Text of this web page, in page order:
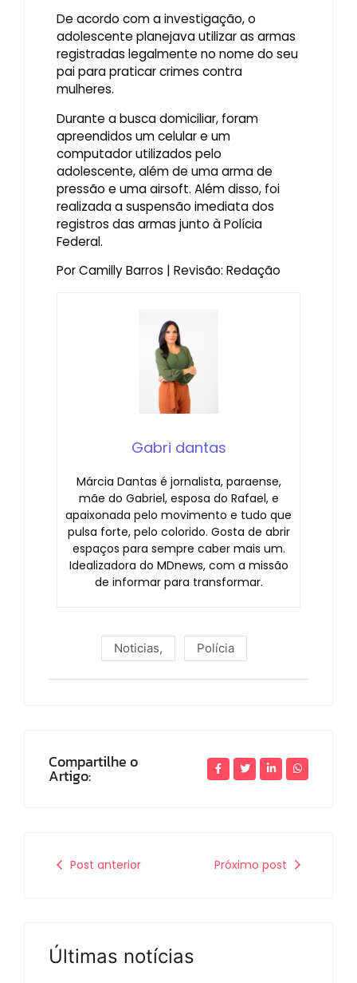
De acordo com a investigação, o
adolescente planejava utilizar as armas
registradas legalmente no nome do seu
pai para praticar crimes contra
mulheres.
Durante a busca domiciliar, foram
apreendidos um celular e um
computador utilizados pelo
adolescente, além de uma arma de
pressão e uma airsoft. Além disso, foi
realizada a suspensão imediata dos
registros das armas junto à Polícia
Federal.
Por Camilly Barros | Revisão: Redação
Gabri dantas
Márcia Dantas é jornalista, paraense,
mãe do Gabriel, esposa do Rafael, e
apaixonada pelo movimento e tudo que
pulsa forte, pelo colorido. Gosta de abrir
espaços para sempre caber mais um.
Idealizadora do MDnews, com a missão
de informar para transformar.
Noticias, Polícia
Compartilhe o
Artigo:
Post anterior Próximo post
Últimas notícias